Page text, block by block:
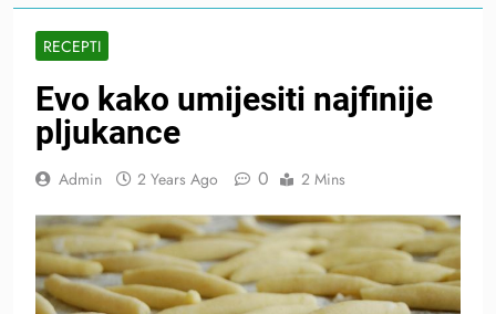
RECEPTI
Evo kako umijesiti najfinije
pljukance
Admin 2 Years Ago 0 2 Mins